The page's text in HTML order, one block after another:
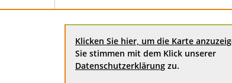
Klicken Sie hier, um die Karte
Sie stimmen mit dem Klick unserer
Datenschutzerklärung zu.